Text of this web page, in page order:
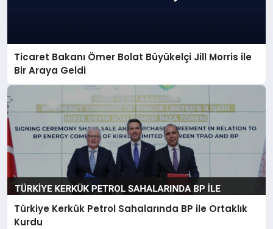
Ticaret Bakanı Ömer Bolat Büyükelçi Jill Morris ile
Bir Araya Geldi
Türkiye Kerkük Petrol Sahalarında BP ile Ortaklık
Kurdu